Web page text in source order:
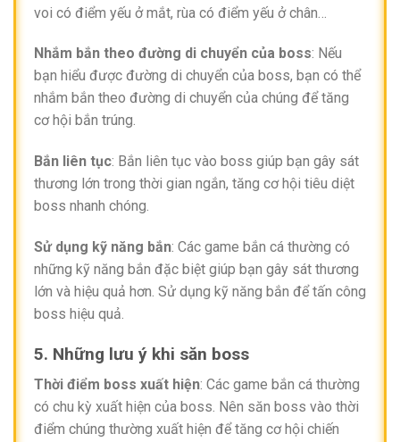
voi có điểm yếu ở mắt, rùa có điểm yếu ở chân…
Nhắm bắn theo đường di chuyển của boss: Nếu
bạn hiểu được đường di chuyển của boss, bạn có thể
nhắm bắn theo đường di chuyển của chúng để tăng
cơ hội bắn trúng.
Bắn liên tục: Bắn liên tục vào boss giúp bạn gây sát
thương lớn trong thời gian ngắn, tăng cơ hội tiêu diệt
boss nhanh chóng.
Sử dụng kỹ năng bắn: Các game bắn cá thường có
những kỹ năng bắn đặc biệt giúp bạn gây sát thương
lớn và hiệu quả hơn. Sử dụng kỹ năng bắn để tấn công
boss hiệu quả.
5. Những lưu ý khi săn boss
Thời điểm boss xuất hiện: Các game bắn cá thường
có chu kỳ xuất hiện của boss. Nên săn boss vào thời
điểm chúng thường xuất hiện để tăng cơ hội chiến